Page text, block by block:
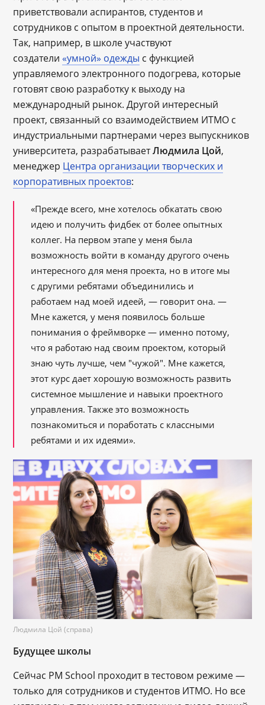
приветствовали аспирантов, студентов и
сотрудников с опытом в проектной деятельности.
Так, например, в школе участвуют
создатели «умной» одежды с функцией
управляемого электронного подогрева, которые
готовят свою разработку к выходу на
международный рынок. Другой интересный
проект, связанный со взаимодействием ИТМО с
индустриальными партнерами через выпускников
университета, разрабатываетЛюдмила Цой,
менеджер Центра организации творческих и
корпоративных проектов:
«Прежде всего, мне хотелось обкатать свою
идею и получить фидбек от более опытных
коллег. На первом этапе у меня была
возможность войти в команду другого очень
интересного для меня проекта, но в итоге мы
с другими ребятами объединились и
работаем над моей идеей, — говорит она. —
Мне кажется, у меня появилось больше
понимания о фреймворке — именно потому,
что я работаю над своим проектом, который
знаю чуть лучше, чем "чужой". Мне кажется,
этот курс дает хорошую возможность развить
системное мышление и навыки проектного
управления. Также это возможность
познакомиться и поработать с классными
ребятами и их идеями».
Людмила Цой (справа)
Будущее школы
Сейчас PM School проходит в тестовом режиме —
только для сотрудников и студентов ИТМО. Но все